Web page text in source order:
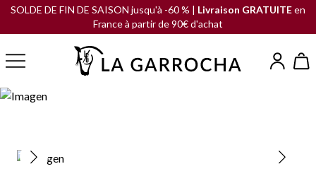
SOLDE DE FIN DE SAISON jusqu'à -60 % | Livraison GRATUITEen
France à partir de 90€ d'achat